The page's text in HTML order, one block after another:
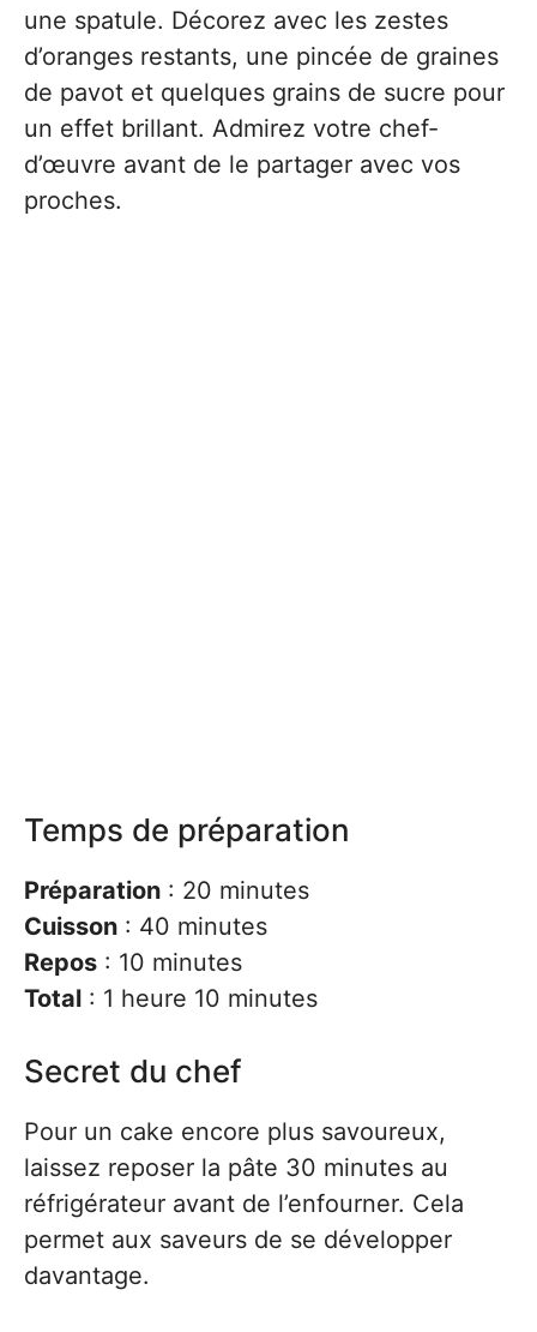
une spatule. Décorez avec les zestes
d’oranges restants, une pincée de graines
de pavot et quelques grains de sucre pour
un effet brillant. Admirez votre chef-
d’œuvre avant de le partager avec vos
proches.
Temps de préparation
Préparation : 20 minutes
Cuisson : 40 minutes
Repos : 10 minutes
Total : 1 heure 10 minutes
Secret du chef
Pour un cake encore plus savoureux,
laissez reposer la pâte 30 minutes au
réfrigérateur avant de l’enfourner. Cela
permet aux saveurs de se développer
davantage.